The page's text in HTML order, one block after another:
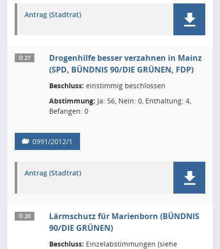
Antrag (Stadtrat)
Ö 27
Drogenhilfe besser verzahnen in Mainz
(SPD, BÜNDNIS 90/DIE GRÜNEN, FDP)
Beschluss: einstimmig beschlossen
Abstimmung: Ja: 56, Nein: 0, Enthaltung: 4,
Befangen: 0
0991/2012/1
Antrag (Stadtrat)
Ö 28
Lärmschutz für Marienborn (BÜNDNIS
90/DIE GRÜNEN)
Beschluss: Einzelabstimmungen (siehe